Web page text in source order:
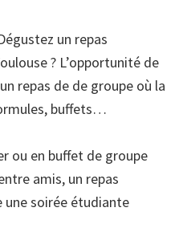
un repas
? L’opportunité de
repas de de groupe où la
buffets…
ou en buffet de groupe
amis, un repas
une soirée étudiante